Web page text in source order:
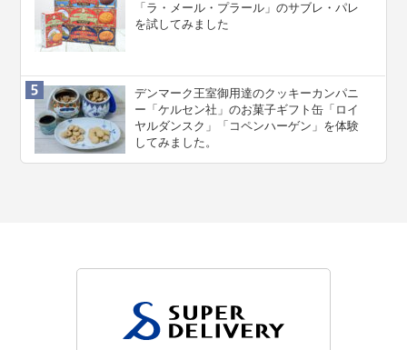
「ラ・メール・プラール」のサブレ・パレ
を試してみました
デンマーク王室御用達のクッキーカンパニ
ー「ケルセン社」のお菓子ギフト缶「ロイ
ヤルダンスク」「コペンハーゲン」を体験
してみました。